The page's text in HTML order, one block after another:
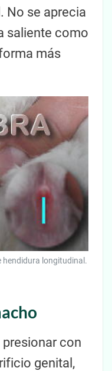
. No se aprecia
saliente como
más
hendidura longitudinal.
con
genital,